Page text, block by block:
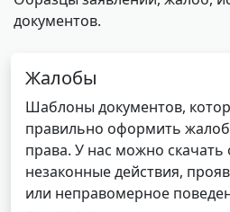
документов.
Жалобы
Шаблоны документов,
правильно оформить
права. У нас можно
незаконные действия,
или неправомерное